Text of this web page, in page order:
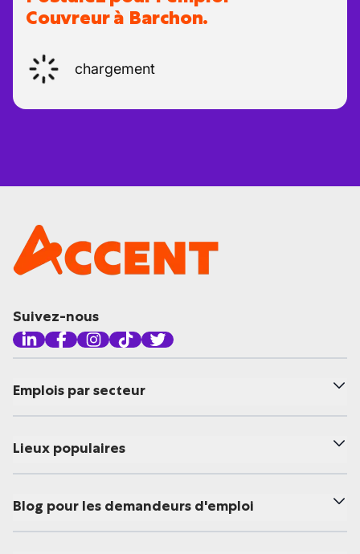
Couvreur à Barchon.
chargement
Suivez-nous
Emplois par secteur
Lieux populaires
Blog pour les demandeurs d'emploi